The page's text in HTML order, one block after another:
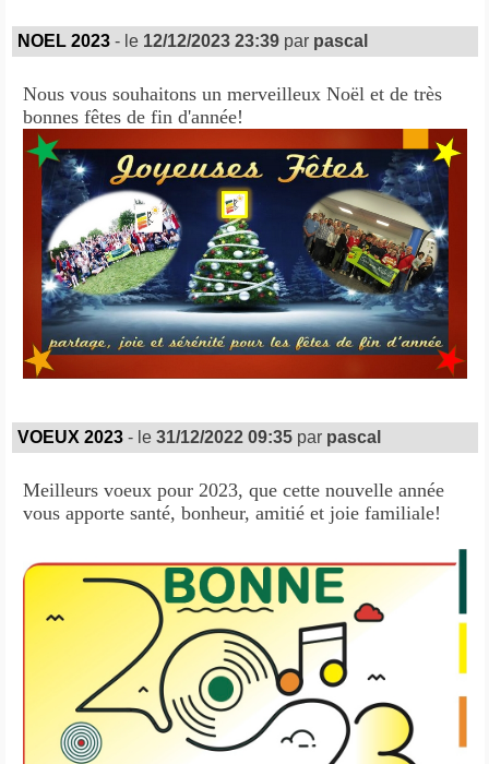
NOEL 2023 - le 12/12/2023 23:39par pascal
Nous vous souhaitons un merveilleux Noël et de très
bonnes fêtes de fin d'année!
VOEUX 2023 - le 31/12/2022 09:35par pascal
Meilleurs voeux pour 2023, que cette nouvelle année
vous apporte santé, bonheur, amitié et joie familiale!